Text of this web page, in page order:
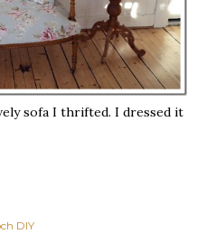
sofa I thrifted. I dressed it
DIY